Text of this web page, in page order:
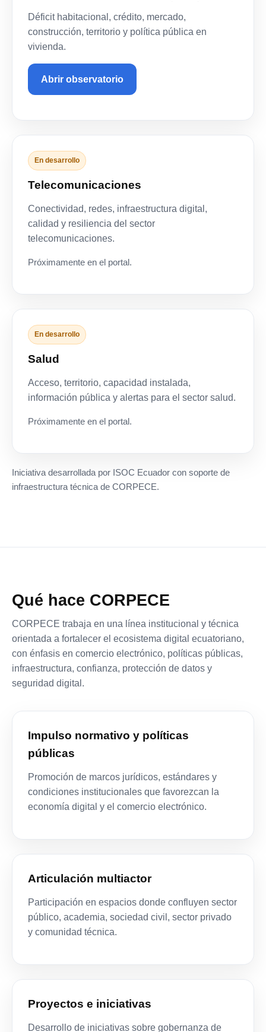
Déficit habitacional, crédito, mercado,
construcción, territorio y política pública en
vivienda.
Abrir observatorio
En desarrollo
Telecomunicaciones
Conectividad, redes, infraestructura digital,
calidad y resiliencia del sector
telecomunicaciones.
Próximamente en el portal.
En desarrollo
Salud
Acceso, territorio, capacidad instalada,
información pública y alertas para el sector salud.
Próximamente en el portal.
Iniciativa desarrollada por ISOC Ecuador con soporte de
infraestructura técnica de CORPECE.
Qué hace CORPECE
CORPECE trabaja en una línea institucional y técnica
orientada a fortalecer el ecosistema digital ecuatoriano,
con énfasis en comercio electrónico, políticas públicas,
infraestructura, confianza, protección de datos y
seguridad digital.
Impulso normativo y políticas
públicas
Promoción de marcos jurídicos, estándares y
condiciones institucionales que favorezcan la
economía digital y el comercio electrónico.
Articulación multiactor
Participación en espacios donde confluyen sector
público, academia, sociedad civil, sector privado
y comunidad técnica.
Proyectos e iniciativas
Desarrollo de iniciativas sobre gobernanza de